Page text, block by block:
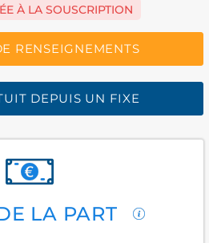
À LA SOUSCRIPTION
RENSEIGNEMENTS
DEPUIS UN FIXE
LA PART